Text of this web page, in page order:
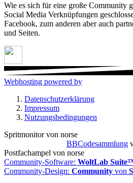
Wie es sich für eine große Community
Social Media Verknüpfungen
Facebook, zum anderen aber auch
und Seiten.
Webhosting powered by
Datenschutzerklärung
Impressum
Nutzungsbedingungen
Spritmonitor von norse
BBCodesammlung
Postfachampel von norse
Community-Software: WoltLab
Community-Design: Community von